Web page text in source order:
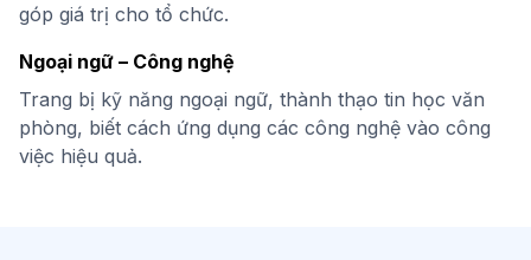
góp giá trị cho tổ chức.
Ngoại ngữ – Công nghệ
Trang bị kỹ năng ngoại ngữ, thành thạo tin học văn
phòng, biết cách ứng dụng các công nghệ vào công
việc hiệu quả.